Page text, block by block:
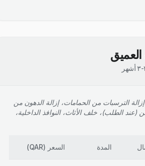
العميق
الترسبات من الحمامات، إزالة الدهون من
(عند الطلب)، خلف الأثاث، النوافذ الداخلية،
المدة السعر (
QAR
)